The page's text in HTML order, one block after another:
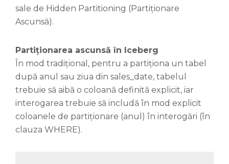
sale de Hidden Partitioning (Partiționare
Ascunsă).
Partiționarea ascunsă în Iceberg
În mod tradițional, pentru a partiționa un tabel
după anul sau ziua din sales_date, tabelul
trebuie să aibă o coloană definită explicit, iar
interogarea trebuie să includă în mod explicit
coloanele de partiționare (anul) în interogări (în
clauza WHERE).